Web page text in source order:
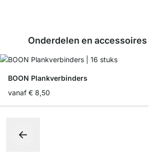
Onderdelen en accessoires
BOON Plankverbinders
vanaf € 8,50